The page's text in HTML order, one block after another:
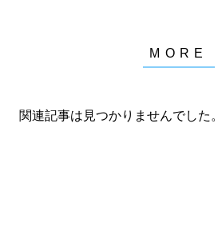
関連記事は見つかりませんでした。